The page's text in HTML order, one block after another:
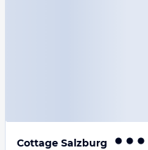
Cottage Salzburg